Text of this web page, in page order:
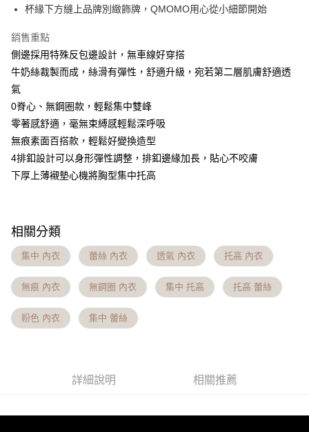
帳／街口支付／iPASS MONEY」等通路繳費。
【注意事項】
1.本服務係由「台灣大哥大股份有限公司」（以下簡稱本公司）所提供，讓
用戶於交易時，得透過本服務購買商品或服務，並由商店將買賣／分期付款
買賣價金債權讓與本公司後，依約使用本公司帳單繳交帳款。
資料（包含姓名、電話或地址）提供予台灣大哥大進項蒐集、處理及利用，
由本公司與您本人進行分期帳單所需資料之確認、核對及更正。
3.完整用戶服務條款，請詳閱以下連結：
２．訂單成立數日內，您將收到繳費通知簡訊。
ATM／網路銀行／等多元方式進行付款，方視為交易完成。
※ 請注意：結帳手續完成當下不需立刻繳費，但若您需要取消訂單，請聯絡
購買商品的店家。未經商家同意取消之訂單仍視為有效，需透過AFTEE先享
後付繳納相關費用。
※ 交易是否成功請以「AFTEE先享後付 」之結帳頁面顯示為準，若有關於
是否繳費成功／繳費後需取消欲退款等相關疑問，請聯繫「AFTEE先享後付
客戶支援中心」https://netprotections.freshdesk.com/support/home
【注意事項】
易，需依本服務之必要範圍內提供個人資料，並將交易相關給付款項請求債
權轉讓予恩沛科技股份有限公司。
「AFTEE先享後付」，若未經同意申辦者引起之損失，本公司不負相關責
任。
４．使用「AFTEE先享後付」時，將依據個別帳號之用戶狀況，依本公司即
時審查核予不同之上限額度；若仍有額度不足之情形，本公司將視審查結果
５．嚴禁一人註冊多個帳號或使用他人資訊註冊。若發現惡意使用之情形，
恩沛科技股份有限公司將有權停止該用戶之使用額度並採取法律行動。
國定假日將順延
每筆NT$70，滿NT$1,000(含以上)免運費
付款後全家取貨 約3~5天到貨，實際出貨依照配送狀態為主。
※國定假日將順延
每筆NT$70，滿NT$699(含以上)免運費
7-11貨到付款 約3~5天到貨，實際出貨依照配送狀態為主。※
國定假日將順延
每筆NT$70，滿NT$1,000(含以上)免運費
※國定假日將順延
每筆NT$70，滿NT$1,000(含以上)免運費
宅配出貨 約3~5天到貨，實際出貨依照配送狀態為主。※國定假日
將順延
貨到付款 約3~5天到貨，實際出貨依照配送狀態為主。※國定假日
杯緣下方縫上品牌別緻飾牌，QMOMO用心從小細節開始
銷售重點
側邊採用特殊反包邊設計，無車線好穿搭
牛奶絲裁製而成，絲滑有彈性，舒適升級，宛若第二層肌膚舒適透
氣
0脊心、無鋼圈款，輕鬆集中雙峰
零著感舒適，毫無束縛感輕鬆深呼吸
無痕素面百搭款，輕鬆好變換造型
4排釦設計可以身形彈性調整，排釦邊緣加長，貼心不咬膚
下厚上薄襯墊心機將胸型集中托高
相關分類
集中 內衣 蕾絲 內衣 透氣 內衣 托高 內衣
無痕 內衣 無鋼圈 內衣 集中 托高 托高 蕾絲
粉色 內衣 集中 蕾絲
詳細說明 相關推薦